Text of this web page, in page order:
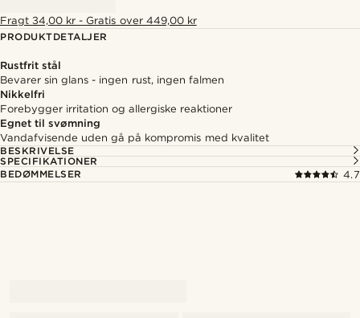
Fragt 34,00 kr - Gratis over 449,00 kr
PRODUKTDETALJER
Rustfrit stål
Bevarer sin glans - ingen rust, ingen falmen
Nikkelfri
Forebygger irritation og allergiske reaktioner
Egnet til svømning
Vandafvisende uden gå på kompromis med kvalitet
BESKRIVELSE
SPECIFIKATIONER
BEDØMMELSER
4.7